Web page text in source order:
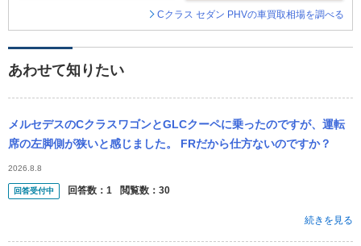
Cクラス セダン PHVの車買取相場を調べる
あわせて知りたい
メルセデスのCクラスワゴンとGLCクーペに乗ったのですが、運転
席の左脚側が狭いと感じました。 FRだから仕方ないのですか？
2026.8.8
回答受付中 回答数： 1 閲覧数： 30
続きを見る